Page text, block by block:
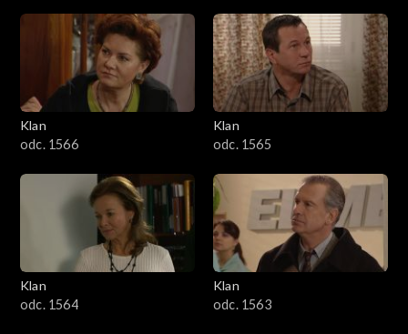
Klan
odc. 1566
Klan
odc. 1565
Klan
odc. 1564
Klan
odc. 1563